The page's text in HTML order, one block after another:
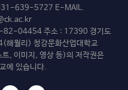
639-5727 E-MAIL.
82-04454 주소 : 17390 경기도
해월리) 청강문화산업대학교
, 이미지, 영상 등)의 저작권은
에 있습니다.